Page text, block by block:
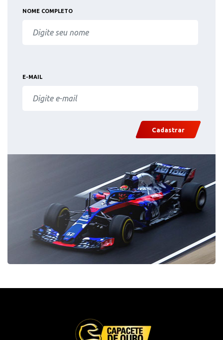
NOME COMPLETO
E-MAIL
Cadastrar